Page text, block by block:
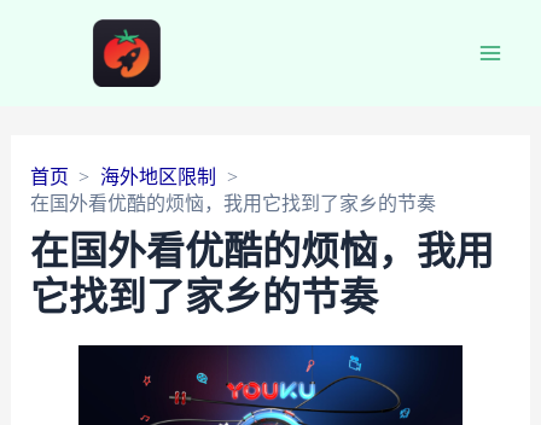
首页
海外地区限制
在国外看优酷的烦恼，我用它找到了家乡的节奏
在国外看优酷的烦恼，我用
它找到了家乡的节奏